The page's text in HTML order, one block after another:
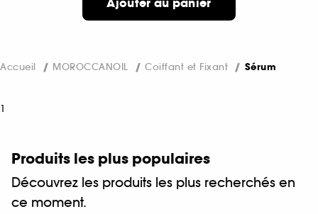
Ajouter au panier
Accueil MOROCCANOIL Coiffant et Fixant Sérum
1
Produits les plus populaires
Découvrez les produits les plus recherchés en
ce moment.